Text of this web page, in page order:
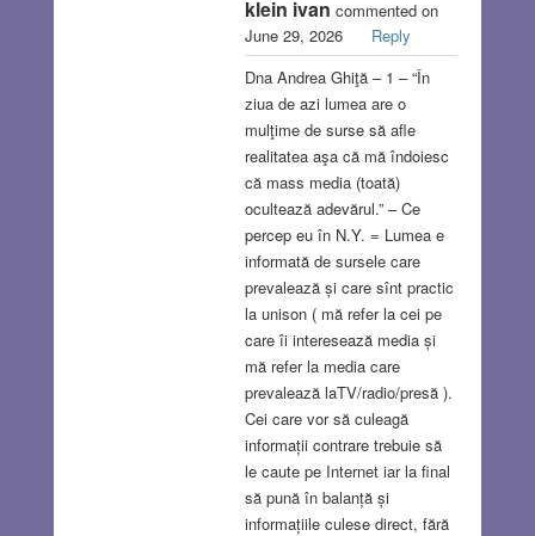
klein ivan commented on
June 29, 2026
Reply
Dna Andrea Ghiţă – 1 – “În
ziua de azi lumea are o
mulţime de surse să afle
realitatea aşa că mă îndoiesc
că mass media (toată)
ocultează adevărul.” – Ce
percep eu în N.Y. = Lumea e
informată de sursele care
prevalează și care sînt practic
la unison ( mă refer la cei pe
care îi interesează media și
mă refer la media care
prevalează laTV/radio/presă ).
Cei care vor să culeagă
informații contrare trebuie să
le caute pe Internet iar la final
să pună în balanță și
informațiile culese direct, fără